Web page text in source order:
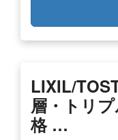
LIXIL/
層・トリ
格…